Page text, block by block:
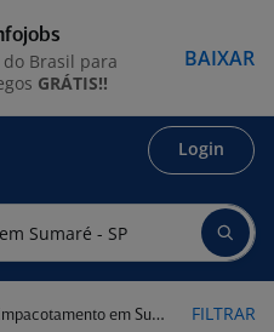
Login
em Sumaré - SP FILTRAR
do Brasil para
GRÁTIS!!
BAIXAR